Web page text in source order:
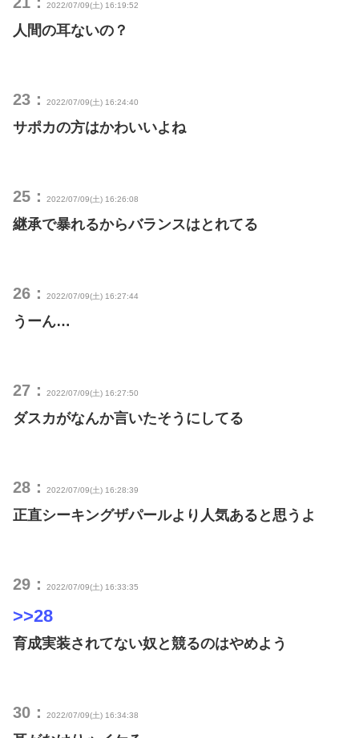
2022/07/09(土) 16:19:52
人間の耳ないの？
23： 2022/07/09(土) 16:24:40
サポカの方はかわいいよね
25： 2022/07/09(土) 16:26:08
継承で暴れるからバランスはとれてる
26： 2022/07/09(土) 16:27:44
うーん…
27： 2022/07/09(土) 16:27:50
ダスカがなんか言いたそうにしてる
28： 2022/07/09(土) 16:28:39
正直シーキングザパールより人気あると思うよ
29： 2022/07/09(土) 16:33:35
>>28
育成実装されてない奴と競るのはやめよう
30： 2022/07/09(土) 16:34:38